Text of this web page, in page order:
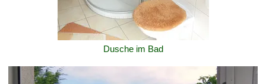
Dusche im Bad